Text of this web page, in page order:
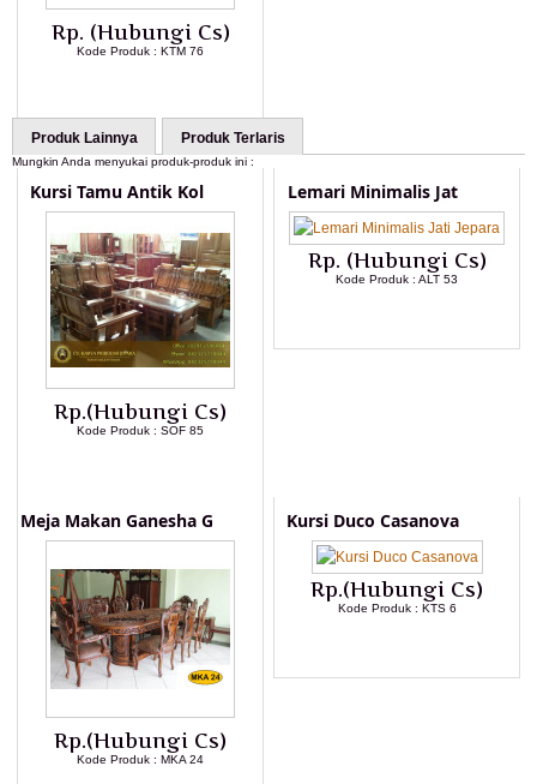
Rp. (Hubungi Cs)
Kode Produk : KTM 76
Produk Lainnya Produk Terlaris
Mungkin Anda menyukai produk-produk ini :
Kursi Tamu Antik Kol
Rp.(Hubungi Cs)
Kode Produk : SOF 85
Lemari Minimalis Jat
Rp. (Hubungi Cs)
Kode Produk : ALT 53
Meja Makan Ganesha G
Rp.(Hubungi Cs)
Kode Produk : MKA 24
Kursi Duco Casanova
Rp.(Hubungi Cs)
Kode Produk : KTS 6